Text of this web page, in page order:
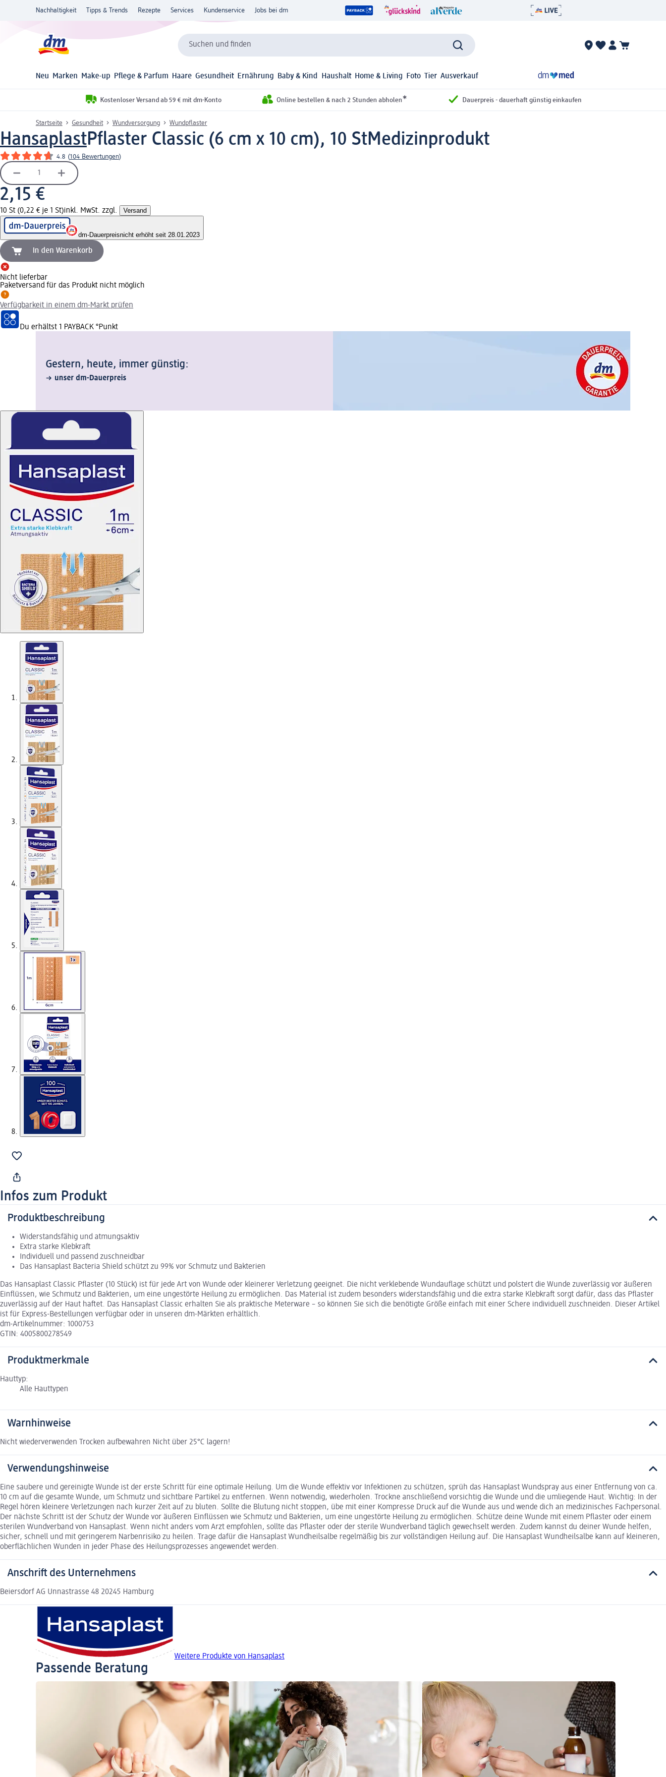
Nachhaltigkeit Tipps & Trends Rezepte Services Kundenservice Jobs bei dm
Suchen und finden
Neu Marken Make-up Pflege & Parfum Haare Gesundheit Ernährung Baby & Kind Haushalt Home & Living Foto Tier Ausverkauf
Kostenloser Versand ab 59 € mit dm-Konto Online bestellen & nach 2 Stunden abholen* Dauerpreis - dauerhaft günstig einkaufen
Startseite Gesundheit Wundversorgung Wundpflaster
HansaplastPflaster Classic (6 cm x 10 cm), 10 StMedizinprodukt
4.8 (104 Bewertungen)
2,15 €
10 St (0,22 € je 1 St)inkl. MwSt. zzgl. Versand
dm-Dauerpreisnicht erhöht seit 28.01.2023
In den Warenkorb
Nicht lieferbar
Paketversand für das Produkt nicht möglich
Verfügbarkeit in einem dm-Markt prüfen
Du erhältst 1 PAYBACK °Punkt
Gestern, heute, immer günstig:
unser dm-Dauerpreis
Infos zum Produkt
Produktbeschreibung
Widerstandsfähig und atmungsaktiv
Extra starke Klebkraft
Individuell und passend zuschneidbar
Das Hansaplast Bacteria Shield schützt zu 99% vor Schmutz und Bakterien
Das Hansaplast Classic Pflaster (10 Stück) ist für jede Art von Wunde oder kleinerer Verletzung geeignet. Die nicht verklebende Wundauflage schützt und polstert die Wunde zuverlässig vor äußeren
Einflüssen, wie Schmutz und Bakterien, um eine ungestörte Heilung zu ermöglichen. Das Material ist zudem besonders widerstandsfähig und die extra starke Klebkraft sorgt dafür, dass das Pflaster
zuverlässig auf der Haut haftet. Das Hansaplast Classic erhalten Sie als praktische Meterware – so können Sie sich die benötigte Größe einfach mit einer Schere individuell zuschneiden. Dieser Artikel
ist für Express-Bestellungen verfügbar oder in unseren dm-Märkten erhältlich.
dm-Artikelnummer: 1000753
GTIN: 4005800278549
Produktmerkmale
Hauttyp:
Alle Hauttypen
Warnhinweise
Nicht wiederverwenden Trocken aufbewahren Nicht über 25°C lagern!
Verwendungshinweise
Eine saubere und gereinigte Wunde ist der erste Schritt für eine optimale Heilung. Um die Wunde effektiv vor Infektionen zu schützen, sprüh das Hansaplast Wundspray aus einer Entfernung von ca.
10 cm auf die gesamte Wunde, um Schmutz und sichtbare Partikel zu entfernen. Wenn notwendig, wiederholen. Trockne anschließend vorsichtig die Wunde und die umliegende Haut. Wichtig: In der
Regel hören kleinere Verletzungen nach kurzer Zeit auf zu bluten. Sollte die Blutung nicht stoppen, übe mit einer Kompresse Druck auf die Wunde aus und wende dich an medizinisches Fachpersonal.
Der nächste Schritt ist der Schutz der Wunde vor äußeren Einflüssen wie Schmutz und Bakterien, um eine ungestörte Heilung zu ermöglichen. Schütze deine Wunde mit einem Pflaster oder einem
sterilen Wundverband von Hansaplast. Wenn nicht anders vom Arzt empfohlen, sollte das Pflaster oder der sterile Wundverband täglich gewechselt werden. Zudem kannst du deiner Wunde helfen,
sicher, schnell und mit geringerem Narbenrisiko zu heilen. Trage dafür die Hansaplast Wundheilsalbe regelmäßig bis zur vollständigen Heilung auf. Die Hansaplast Wundheilsalbe kann auf kleineren,
oberflächlichen Wunden in jeder Phase des Heilungsprozesses angewendet werden.
Anschrift des Unternehmens
Beiersdorf AG Unnastrasse 48 20245 Hamburg
Weitere Produkte von Hansaplast
Passende Beratung